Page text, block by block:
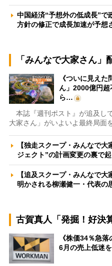
中国経済“予想外の低成長”
方針の修正で成長加速が予想
「みんなで大家さん
《ついに見え
ん」2000億円超
ら…
本誌『週刊ポスト』が追及し
大家さん」がいよいよ最終局面
【独走スクープ・みんなで
ジェクト”の計画変更の裏で
【追及スクープ・みんなで
明かされる柳瀬健一・代表の
古賀真人「発掘！好決
《株価34％急
6月の売上低迷